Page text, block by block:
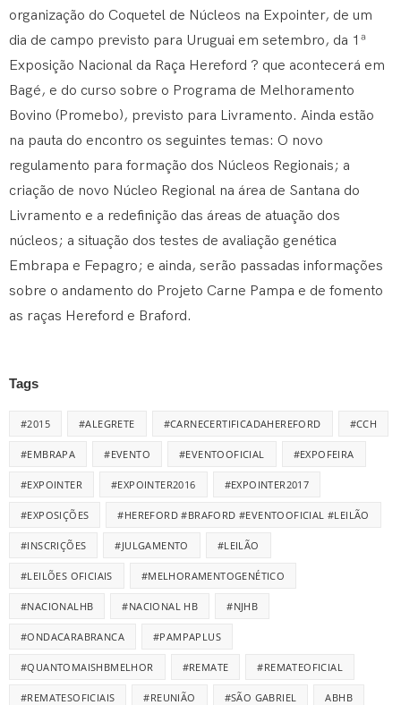
organização do Coquetel de Núcleos na Expointer, de um
dia de campo previsto para Uruguai em setembro, da 1ª
Exposição Nacional da Raça Hereford ? que acontecerá em
Bagé, e do curso sobre o Programa de Melhoramento
Bovino (Promebo), previsto para Livramento. Ainda estão
na pauta do encontro os seguintes temas: O novo
regulamento para formação dos Núcleos Regionais; a
criação de novo Núcleo Regional na área de Santana do
Livramento e a redefinição das áreas de atuação dos
núcleos; a situação dos testes de avaliação genética
Embrapa e Fepagro; e ainda, serão passadas informações
sobre o andamento do Projeto Carne Pampa e de fomento
as raças Hereford e Braford.
Tags
#2015 #ALEGRETE #CARNECERTIFICADAHEREFORD #CCH
#EMBRAPA #EVENTO #EVENTOOFICIAL #EXPOFEIRA
#EXPOINTER #EXPOINTER2016 #EXPOINTER2017
#EXPOSIÇÕES #HEREFORD #BRAFORD #EVENTOOFICIAL #LEILÃO
#INSCRIÇÕES #JULGAMENTO #LEILÃO
#LEILÕES OFICIAIS #MELHORAMENTOGENÉTICO
#NACIONALHB #NACIONAL HB #NJHB
#ONDACARABRANCA #PAMPAPLUS
#QUANTOMAISHBMELHOR #REMATE #REMATEOFICIAL
#REMATESOFICIAIS #REUNIÃO #SÃO GABRIEL ABHB